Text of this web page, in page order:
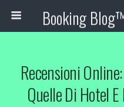
Recensioni
Quelle Di Hotel